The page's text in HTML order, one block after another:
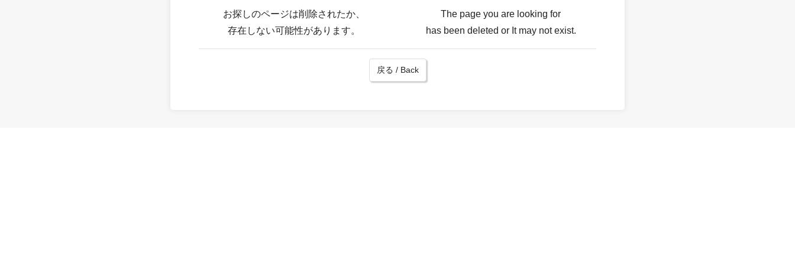
お探しのページは削除されたか、
存在しない可能性があります。
The page you are looking for
has been deleted or It may not exist.
戻る / Back